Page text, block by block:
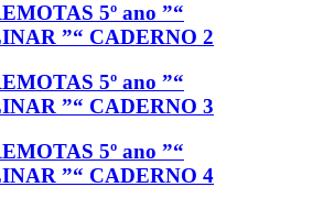
5º ano ”“
”“ CADERNO 2
5º ano ”“
”“ CADERNO 3
5º ano ”“
”“ CADERNO 4